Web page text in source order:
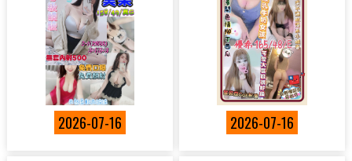
2026-07-16 2026-07-16